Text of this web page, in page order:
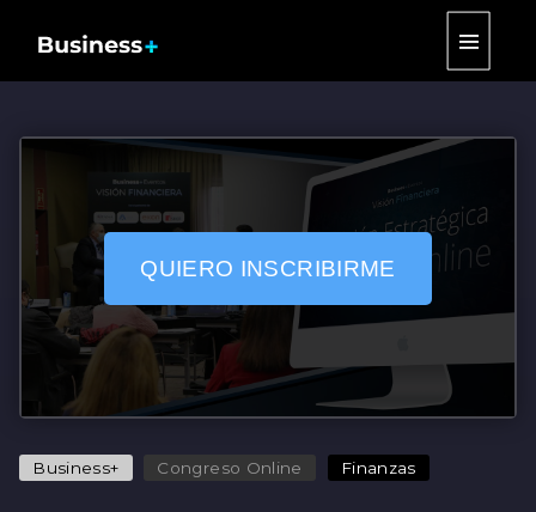
|||
QUIERO INSCRIBIRME
Business+ Congreso Online Finanzas